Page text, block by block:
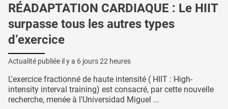
RÉADAPTATION CARDIAQUE : Le HIIT
surpasse tous les autres types
d’exercice
Actualité publiée il y a 6 jours 22 heures
L'exercice fractionné de haute intensité ( HIIT : High-
intensity interval training) est consacré, par cette nouvelle
recherche, menée à l'Universidad Miguel ...